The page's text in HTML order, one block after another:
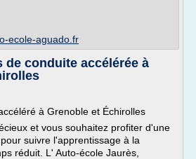
ecole-aguado.fr
de conduite accélérée à
à Grenoble et Échirolles
et vous souhaitez profiter d'une
suivre l'apprentissage à la
réduit. L' Auto-école Jaurès,